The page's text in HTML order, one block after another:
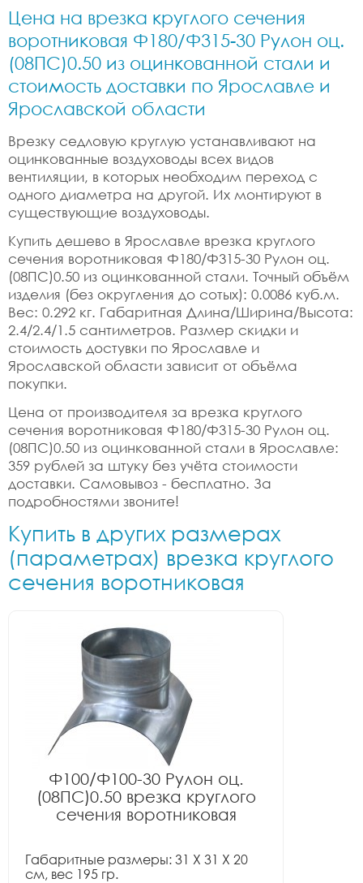
Цена на врезка круглого сечения
воротниковая Ф180/Ф315-30 Рулон оц.
(08ПС)0.50 из оцинкованной стали и
стоимость доставки по Ярославле и
Ярославской области
Врезку седловую круглую устанавливают на
оцинкованные воздуховоды всех видов
вентиляции, в которых необходим переход с
одного диаметра на другой. Их монтируют в
существующие воздуховоды.
Купить дешево в Ярославле врезка круглого
сечения воротниковая Ф180/Ф315-30 Рулон оц.
(08ПС)0.50 из оцинкованной стали. Точный объём
изделия (без округления до сотых): 0.0086 куб.м.
Вес: 0.292 кг. Габаритная Длина/Ширина/Высота:
2.4/2.4/1.5 сантиметров. Размер скидки и
стоимость достувки по Ярославле и
Ярославской области зависит от объёма
покупки.
Цена от производителя за врезка круглого
сечения воротниковая Ф180/Ф315-30 Рулон оц.
(08ПС)0.50 из оцинкованной стали в Ярославле:
359 рублей за штуку без учёта стоимости
доставки. Самовывоз - бесплатно. За
подробностями звоните!
Купить в других размерах
(параметрах) врезка круглого
сечения воротниковая
Ф100/Ф100-30 Рулон оц.
(08ПС)0.50 врезка круглого
сечения воротниковая
Габаритные размеры: 31 X 31 X 20
см, вес 195 гр.